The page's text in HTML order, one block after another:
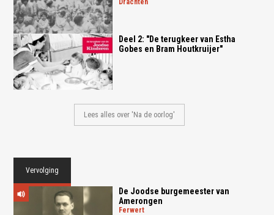
drachten
Deel 2: "De terugkeer van Estha
Gobes en Bram Houtkruijer"
Lees alles over 'Na de oorlog'
Vervolging
De Joodse burgemeester van
Amerongen
ferwert